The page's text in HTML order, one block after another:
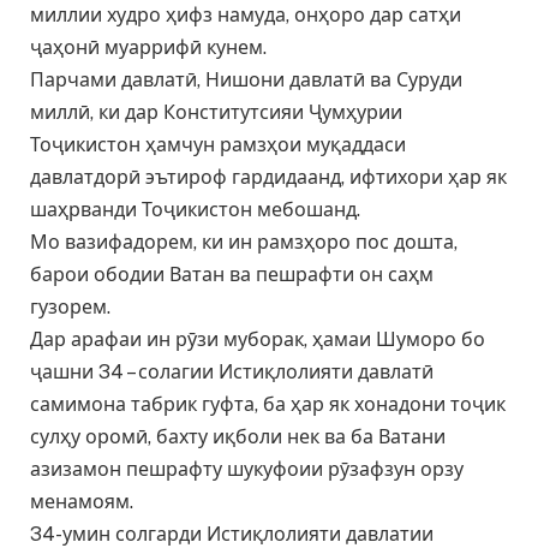
миллии худро ҳифз намуда, онҳоро дар сатҳи
ҷаҳонӣ муаррифӣ кунем.
Парчами давлатӣ, Нишони давлатӣ ва Суруди
миллӣ, ки дар Конститутсияи Ҷумҳурии
Тоҷикистон ҳамчун рамзҳои муқаддаси
давлатдорӣ эътироф гардидаанд, ифтихори ҳар як
шаҳрванди Тоҷикистон мебошанд.
Мо вазифадорем, ки ин рамзҳоро пос дошта,
барои ободии Ватан ва пешрафти он саҳм
гузорем.
Дар арафаи ин рӯзи муборак, ҳамаи Шуморо бо
ҷашни 34 – солагии Истиқлолияти давлатӣ
самимона табрик гуфта, ба ҳар як хонадони тоҷик
сулҳу оромӣ, бахту иқболи нек ва ба Ватани
азизамон пешрафту шукуфоии рӯзафзун орзу
менамоям.
34-умин солгарди Истиқлолияти давлатии